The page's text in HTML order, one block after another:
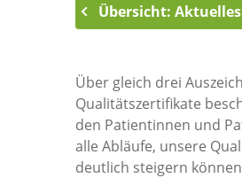
Übersicht: Aktuelles
Über gleich drei
Qualitätszertifikate
den Patientinnen und
alle Abläufe, unsere
deutlich steigern